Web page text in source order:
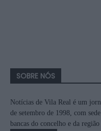
SOBRE NÓS
Notícias de Vila Real é um
de setembro de 1998, com
bancas do concelho e da